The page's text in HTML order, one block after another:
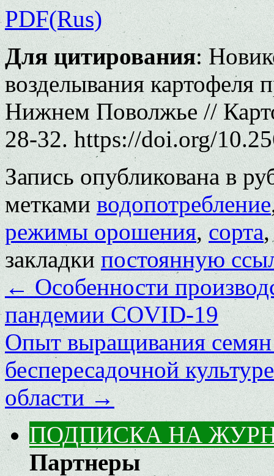
PDF(Rus)
Для цитирования:
возделывания картофеля
Нижнем Поволжье //
28-32. https://doi.org/
Запись опубликована в
меткамиводопотребление
режимы орошения,сорта
закладкипостоянную
←Особенности
пандемии COVID-19
Опыт выращивания семян
беспересадочной
области→
ПОДПИСКА НА
Партнеры